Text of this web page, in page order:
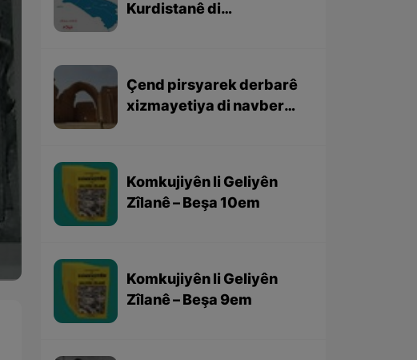
Kurdistanê di
Çend pirsyarek derbarê
xizmayetiya di navbera
Komkujiyên li Geliyên
Zîlanê – Beşa 10em
Komkujiyên li Geliyên
Zîlanê – Beşa 9em